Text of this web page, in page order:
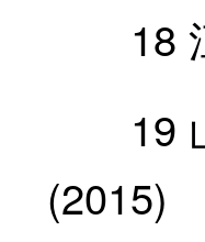
18 江
19 山
(2015)